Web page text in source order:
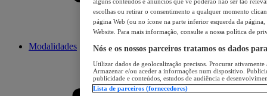
Modalidades
alguns conteúdos e anúncios que vê poderão não ser tão
escolhas ou retirar o consentimento a qualquer momento
página Web (ou no ícone na parte inferior esquerda da página,
Website. Para mais informação, consulte a nossa política de
Nós e os nossos parceiros tratamos os dados
Utilizar dados de geolocalização precisos. Procurar
Armazenar e/ou aceder a informações num dispositivo.
publicidade e conteúdos, estudos de audiência e
Lista de parceiros (fornecedores)